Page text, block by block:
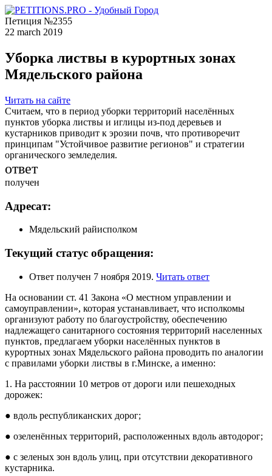
Петиция №2355
22 march 2019
Уборка листвы в курортных зонах
Мядельского района
Читать на сайте
Считаем, что в период уборки территорий населённых
пунктов уборка листвы и иглицы из-под деревьев и
кустарников приводит к эрозии почв, что противоречит
принципам "Устойчивое развитие регионов" и стратегии
органического земледелия.
ответ
получен
Адресат:
Мядельский райисполком
Текущий статус обращения:
Ответ получен 7 ноября 2019. Читать ответ
На основании ст. 41 Закона «О местном управлении и
самоуправлении», которая устанавливает, что исполкомы
организуют работу по благоустройству, обеспечению
надлежащего санитарного состояния территорий населенных
пунктов, предлагаем уборки населённых пунктов в
курортных зонах Мядельского района проводить по аналогии
с правилами уборки листвы в г.Минске, а именно:
1. На расстоянии 10 метров от дороги или пешеходных
дорожек:
● вдоль республиканских дорог;
● озеленённых территорий, расположенных вдоль автодорог;
● с зеленых зон вдоль улиц, при отсутствии декоративного
кустарника.